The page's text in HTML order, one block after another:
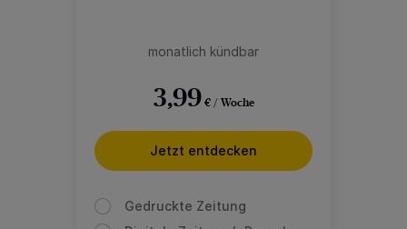
monatlich kündbar
3,99 € / Woche
Jetzt entdecken
Gedruckte Zeitung